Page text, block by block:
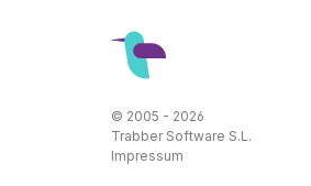
© 2005 - 2026
Trabber Software S.L.
Impressum